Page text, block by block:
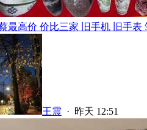
最高价 价比三家 旧手机 旧手表
王震 · 昨天 12:51